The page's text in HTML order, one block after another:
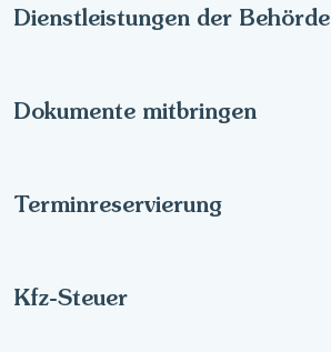
Dienstleistungen der Behörde
Dokumente mitbringen
Terminreservierung
Kfz-Steuer